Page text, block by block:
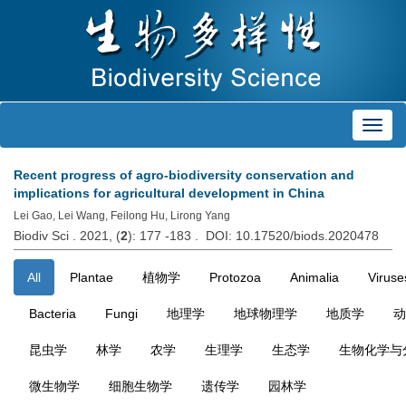
Recent progress of agro-biodiversity conservation and
implications for agricultural development in China
Lei Gao, Lei Wang, Feilong Hu, Lirong Yang
Biodiv Sci . 2021, (2): 177 -183 . DOI: 10.17520/biods.2020478
All Plantae 植物学 Protozoa Animalia
Bacteria Fungi 地理学 地球物理学 地质学
昆虫学 林学 农学 生理学 生态学 生物化学与
微生物学 细胞生物学 遗传学 园林学